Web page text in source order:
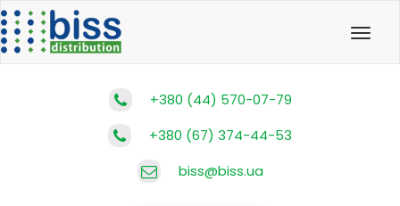
+380 (44) 570-07-79
+380 (67) 374-44-53
biss@biss.ua